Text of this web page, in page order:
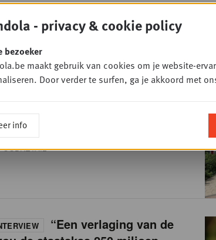
plek
Picnic stijgt, maar de verliezen
“Een verlaging van de
- privacy & cookie policy
bezoeker
maakt gebruik van cookies om je website-
Door verder te surfen, ga je akkoord met
info